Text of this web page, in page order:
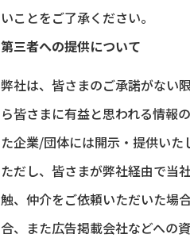
いことをご了承ください。
第三者への提供について
弊社は、皆さまのご承諾がない
ら皆さまに有益と思われる情報
た企業/団体には開示・提供いた
ただし、皆さまが弊社経由で当
触、仲介をご依頼いただいた場
合、また広告掲載会社などへの